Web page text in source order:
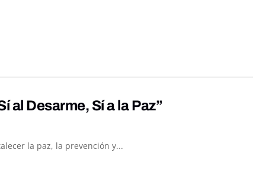
al Desarme, Sí a la Paz”
la paz, la prevención y...